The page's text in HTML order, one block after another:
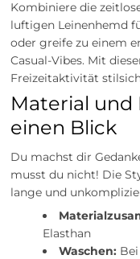
Kombiniere die
luftigen Leinenhemd
oder greife zu einem
Casual-Vibes. Mit
Freizeitaktivität
Material
einen Blick
Du machst dir
musst du nicht! Die
lange und
Elasthan
Waschen: